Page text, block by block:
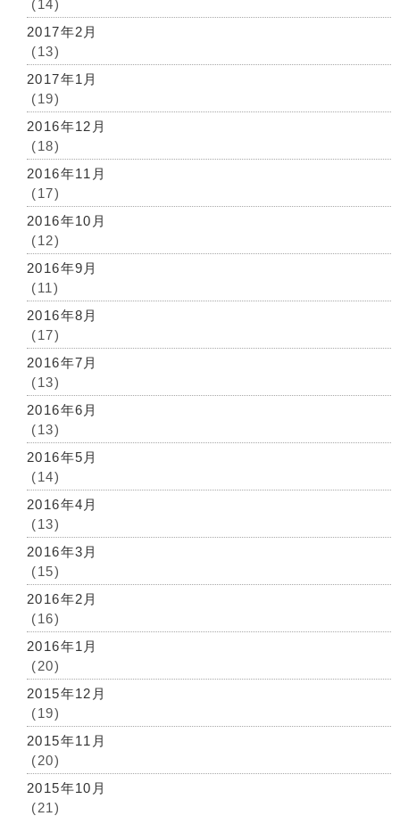
(14)
2017年2月
(13)
2017年1月
(19)
2016年12月
(18)
2016年11月
(17)
2016年10月
(12)
2016年9月
(11)
2016年8月
(17)
2016年7月
(13)
2016年6月
(13)
2016年5月
(14)
2016年4月
(13)
2016年3月
(15)
2016年2月
(16)
2016年1月
(20)
2015年12月
(19)
2015年11月
(20)
2015年10月
(21)